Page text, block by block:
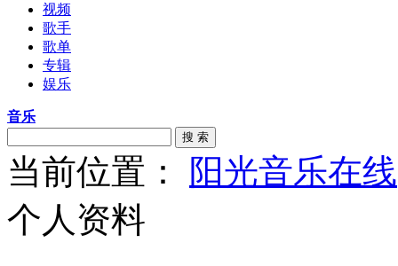
视频
歌手
歌单
专辑
娱乐
音乐
搜 索
当前位置： 阳光音乐在线
个人资料